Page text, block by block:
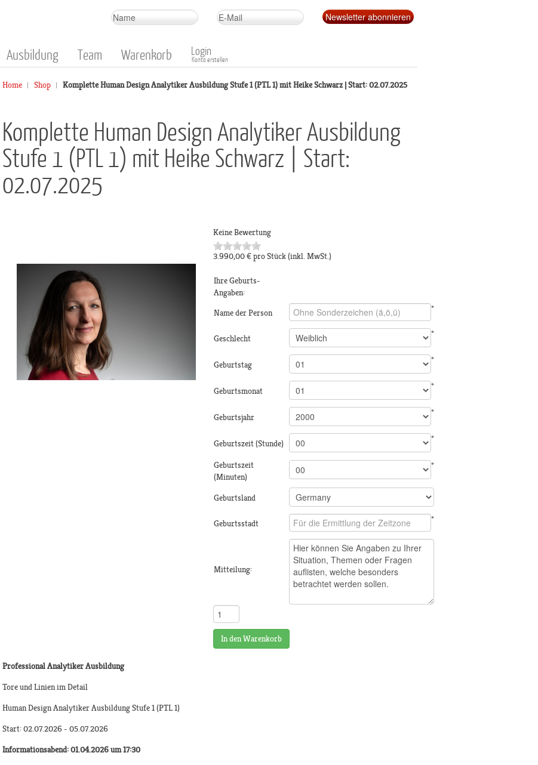
Ausbildung Team Warenkorb Login
Konto erstellen
Home Shop Komplette Human Design Analytiker Ausbildung Stufe 1 (PTL 1) mit Heike Schwarz | Start: 02.07.2025
Komplette Human Design Analytiker Ausbildung
Stufe 1 (PTL 1) mit Heike Schwarz | Start:
02.07.2025
Keine Bewertung
3.990,00 € pro Stück(inkl. MwSt.)
Ihre Geburts-
Angaben:
Name der Person
*
Geschlecht *
Geburtstag *
Geburtsmonat *
Geburtsjahr *
Geburtszeit (Stunde) *
Geburtszeit
(Minuten)
*
Geburtsland
Geburtsstadt *
Mitteilung:
In den Warenkorb
Professional Analytiker Ausbildung
Tore und Linien im Detail
Human Design Analytiker Ausbildung Stufe 1 (PTL 1)
Start: 02.07.2026 - 05.07.2026
Informationsabend: 01.04.2026 um 17:30